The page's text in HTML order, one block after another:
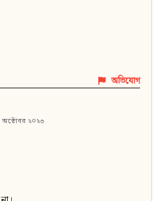
অভিযোগ
অক্টোবর ২০২৩